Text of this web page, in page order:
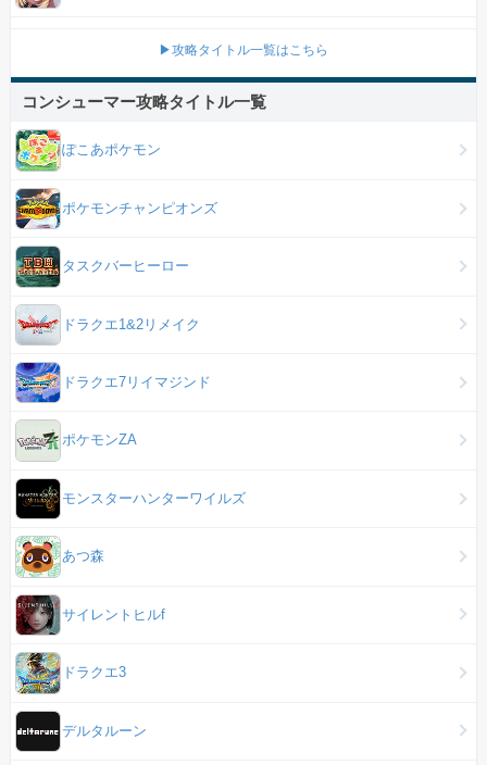
▶攻略タイトル一覧はこちら
コンシューマー攻略タイトル一覧
ぽこあポケモン
ポケモンチャンピオンズ
タスクバーヒーロー
ドラクエ1&2リメイク
ドラクエ7リイマジンド
ポケモンZA
モンスターハンターワイルズ
あつ森
サイレントヒルf
ドラクエ3
デルタルーン